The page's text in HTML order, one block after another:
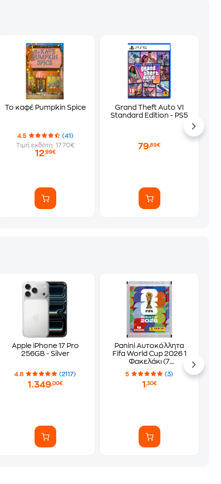
Το καφέ Pumpkin Spice
4.5
(41)
Τιμή εκδότη: 17.70€
12,99€
Grand Theft Auto VI
Standard Edition - PS5
79,89€
Apple iPhone 17 Pro
256GB - Silver
4.8 (2117)
1.349,00€
Panini Αυτοκόλλητα
Fifa World Cup 2026 1
Φακελάκι (7
Αυτοκόλλητα)
5 (3)
1 ,30€